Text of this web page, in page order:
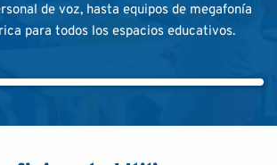
de voz, hasta equipos de megafonía
para todos los espacios educativos.